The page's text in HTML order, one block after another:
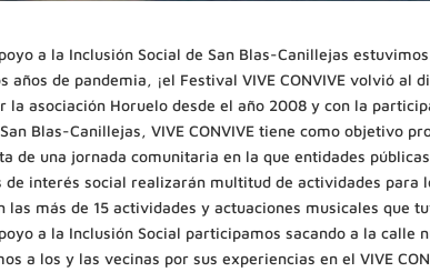
a la Inclusión Social de San Blas-Canillejas
años de pandemia, ¡el Festival VIVE CONVIVE volvió al
laasociación Horuelo desde el año 2008 y con la
Blas-Canillejas, VIVE CONVIVE tiene como objetivo
de una jornada comunitaria en la que entidades
de interés social realizarán multitud de actividades para
las más de 15 actividades y actuaciones musicales que
a la Inclusión Social participamos sacando a la calle
a los y las vecinas por sus experiencias en el VIVE